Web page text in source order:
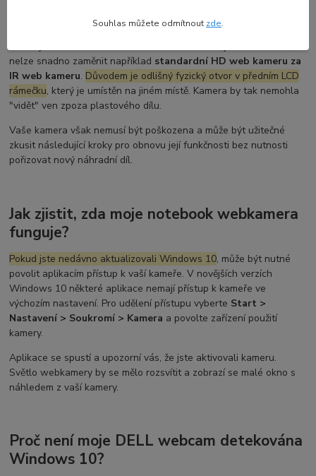
připojení k webkameře.
nelze snadno zaměnit například standardní HD web kameru za
IR web kameru. Důvodem je odlišný fyzický otvor v předním LCD
rámečku, který je umístěn na jiném místě. Kamera by tak nemohla
"vidět" ven zpoza plastového dílu.
Vaše kamera však nemusí být poškozena a může být užitečné
zkusit následující kroky pro obnovu její funkčnosti bez nutnosti
pořizovat nový náhradní díl.
Jak zjistit, zda moje notebook webkamera
funguje?
Pokud jste nedávno aktualizovali Windows 10, může být nutné
povolit aplikacím přístup k vaší kameře. V novějších verzích
Windows 10 některé aplikace nemají přístup k kameře ve
výchozím nastavení. Pro udělení přístupu vyberte Start >
Nastavení > Soukromí > Kamera a povolte zařízení použití
kamery.
Aplikace se spustí a upozorní vás, že jste aktivovali kameru.
Světlo webkamery by se mělo rozsvítit a zobrazí se malé okno s
náhledem z vaší kamery.
Proč není moje DELL webcam detekována
Windows 10?
Souhlas můžete odmítnout zde.